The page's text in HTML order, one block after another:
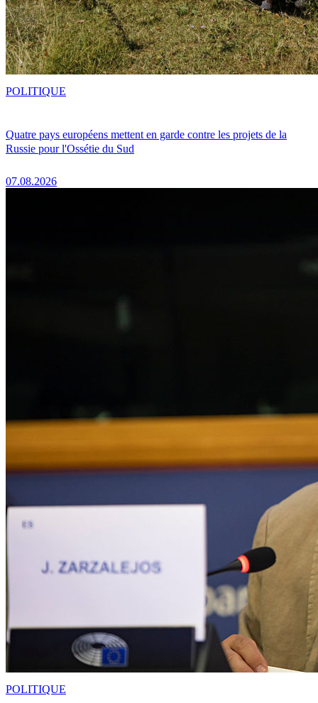
Quatre pays européens mettent en garde contre les projets de la
Russie pour l'Ossétie du Sud
07.08.2026
POLITIQUE
POLITIQUE